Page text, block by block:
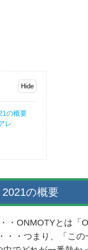
の概要
レ
の概要
・ONMOTYとは「
・・つまり、「この